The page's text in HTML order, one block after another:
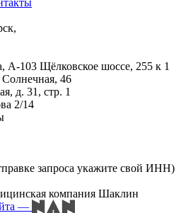
А-103 Щёлковское шоссе, 255 к 1
46
д. 31, стр. 1
2/14
запроса укажите свой ИНН)
компания Шаклин
—